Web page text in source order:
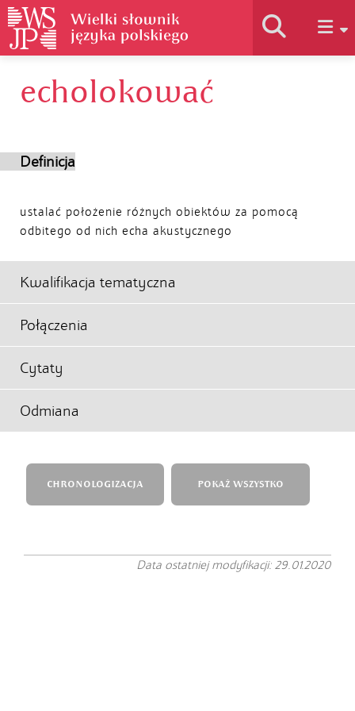
Historia słownika
echolokować
Definicja
ustalać położenie różnych obiektów za pomocą
odbitego od nich echa akustycznego
Kwalifikacja tematyczna
Połączenia
Cytaty
Odmiana
CHRONOLOGIZACJA POKAŻ WSZYSTKO
Data ostatniej modyfikacji: 29.01.2020